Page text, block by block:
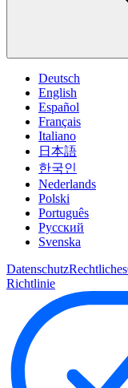
Deutsch
English
Español
Français
Italiano
日本語
한국인
Nederlands
Polski
Português
Pусский
Svenska
DatenschutzRechtliches
Richtlinie